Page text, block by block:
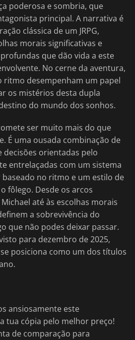
poderosa e sombria, que
principal. A narrativa é
clássica de um JRPG,
morais significativas e
que dão vida a este
No cerne da aventura,
ritmo desempenham um papel
os mistérios desta dupla
do mundo dos sonhos.
ser muito mais do que
É uma ousada combinação de
orientadas pelo
entrelaçadas com um sistema
no ritmo e um estilo de
fôlego. Desde os arcos
até às escolhas morais
a sobrevivência do
que não podes deixar passar.
para dezembro de 2025,
posiciona como um dos títulos
ansiosamente este
tua cópia pelo melhor preço!
de comparação para